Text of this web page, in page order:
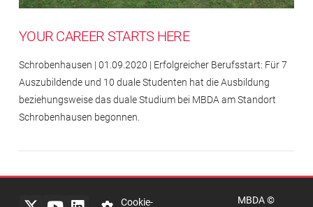
YOUR CAREER STARTS HERE
Schrobenhausen | 01.09.2020 | Erfolgreicher Berufsstart: Für 7
Auszubildende und 10 duale Studenten hat die Ausbildung
beziehungsweise das duale Studium bei MBDA am Standort
Schrobenhausen begonnen.
Impressum
Datenschutzerklärung
Cookie-
MBDA ©